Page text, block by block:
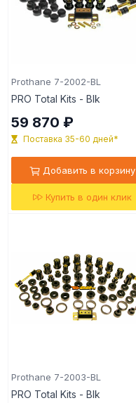
Prothane 7-2002-BL
PRO Total Kits - Blk
59 870 ₽
Поставка 35-60 дней*
Добавить в корзину
Купить в один клик
Prothane 7-2003-BL
PRO Total Kits - Blk